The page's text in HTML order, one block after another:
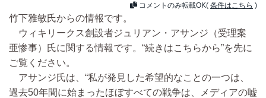
コメントのみ転載OK( 条件はこちら )
竹下雅敏氏からの情報です。
ウィキリークス創設者ジュリアン・アサンジ（受理案
亜惨事）氏に関する情報です。“続きはこちらから”を先に
ご覧ください。
アサンジ氏は、“私が発見した希望的なことの一つは、
過去50年間に始まったほぼすべての戦争は、メディアの嘘